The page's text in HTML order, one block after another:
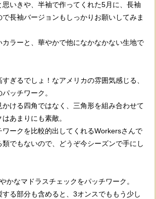
思いきや、半袖で作ってくれた5月に、長袖
で長袖バージョンもしっかりお願いしてみま
ラーと、華やかで他になかなかない生地で
ぎるでしょ！なアメリカの雰囲気感じる、
ッチワーク。
かける四角ではなく、三角形を組み合わせて
あまりにも素敵。
ワークを比較的出してくれるWorkersさんで
類でもないので、どうぞ今シーズンで手にし
かなマドラスチェックをパッチワーク。
る部分も含めると、3オンスでももう少し